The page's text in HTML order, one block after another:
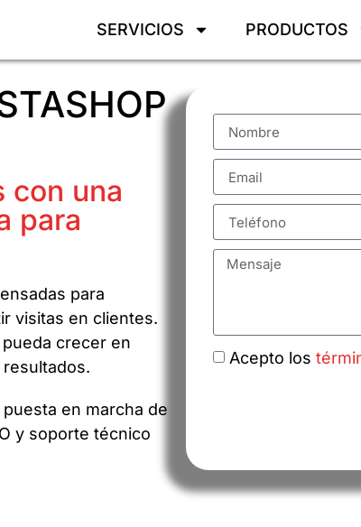
SERVICIOS PRODUCTOS
con una
para
para
visitas en clientes.
crecer en
en marcha de
y soporte técnico
Acepto los